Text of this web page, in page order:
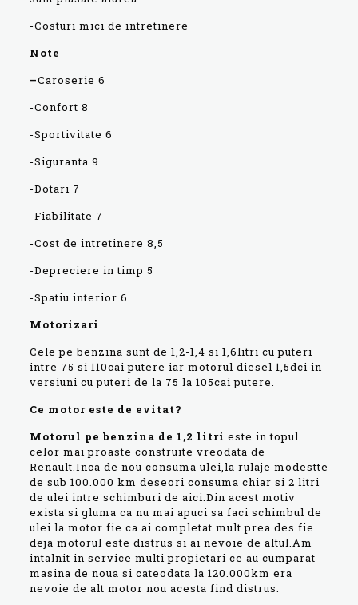
-Costuri mici de intretinere
Note
–Caroserie 6
-Confort 8
-Sportivitate 6
-Siguranta 9
-Dotari 7
-Fiabilitate 7
-Cost de intretinere 8,5
-Depreciere in timp 5
-Spatiu interior 6
Motorizari
Cele pe benzina sunt de 1,2-1,4 si 1,6litri cu puteri
intre 75 si 110cai putere iar motorul diesel 1,5dci in
versiuni cu puteri de la 75 la 105cai putere.
Ce motor este de evitat?
Motorul pe benzina de 1,2 litri este in topul
celor mai proaste construite vreodata de
Renault.Inca de nou consuma ulei,la rulaje modestte
de sub 100.000 km deseori consuma chiar si 2 litri
de ulei intre schimburi de aici.Din acest motiv
exista si gluma ca nu mai apuci sa faci schimbul de
ulei la motor fie ca ai completat mult prea des fie
deja motorul este distrus si ai nevoie de altul.Am
intalnit in service multi propietari ce au cumparat
masina de noua si cateodata la 120.000km era
nevoie de alt motor nou acesta find distrus.